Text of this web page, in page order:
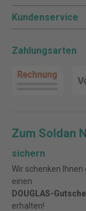
Kundenservice
Zahlungsarten
Zum Soldan
sichern
Wir schenken Ihnen
einen
DOUGLAS-
erhalten!